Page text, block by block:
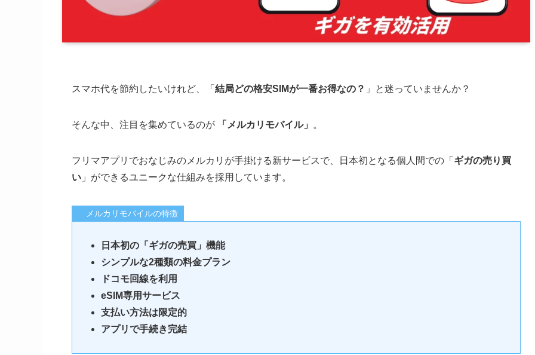
スマホ代を節約したいけれど、「 結局どの格安SIMが一番お得なの？ 」と迷っていませんか？
そんな中、注目を集めているのが 「メルカリモバイル」 。
フリマアプリでおなじみのメルカリが手掛ける新サービスで、日本初となる個人間での「 ギガの売り買
い 」ができるユニークな仕組みを採用しています。
メルカリモバイルの特徴
日本初の「ギガの売買」機能
シンプルな2種類の料金プラン
ドコモ回線を利用
eSIM専用サービス
支払い方法は限定的
アプリで手続き完結